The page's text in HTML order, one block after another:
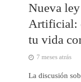
Nueva
Artificial:
tu vida
7 meses atrás
La discusión